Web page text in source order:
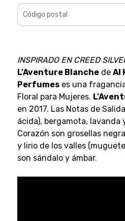
INSPIRADO EN CREED
L'Aventure Blanchede Al
Perfumeses una
Floral para Mujeres.
en 2017. Las Notas de
ácida), bergamota, lavanda
Corazón son grosellas
y lirio de los valles
son sándalo y ámbar.